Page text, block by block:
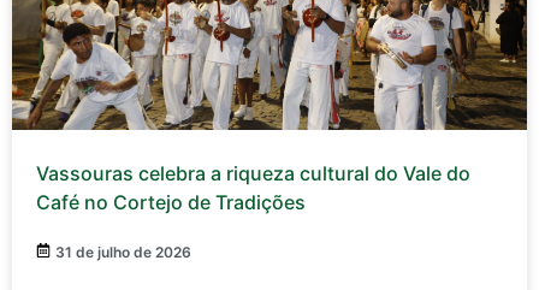
Vassouras celebra a riqueza cultural do Vale do
Café no Cortejo de Tradições
31 de julho de 2026